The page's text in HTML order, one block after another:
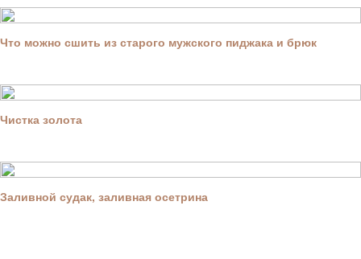
Что можно сшить из старого мужского пиджака и брюк
Чистка золота
Заливной судак, заливная осетрина